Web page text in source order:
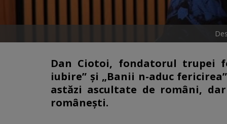
Dan Ciotoi, fondatorul trupei
iubire” și „Banii n-aduc
astăzi ascultate de români,
românești.